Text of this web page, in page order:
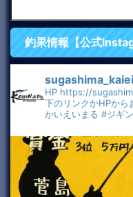
釣果情報【公式
HP https://
下のリンクかHPから
かいえいまる #ジギ